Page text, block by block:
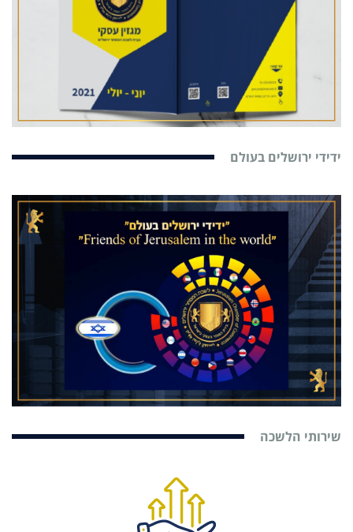
ידידי ירושלים בעולם
שירותי הלשכה